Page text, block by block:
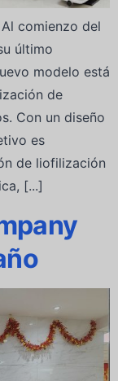
comienzo del
último
modelo está
de
Con un diseño
es
de liofilización
[...]